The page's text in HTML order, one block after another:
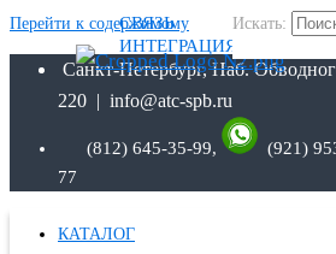
Перейти к содержимому
Санкт-Петербург, Наб.
220 | info@atc-spb.ru
(812) 645-35-99,
(921)
77
СВЯЗЬ
ИНТЕГРАЦИЯ
КАТАЛОГ
Искать: